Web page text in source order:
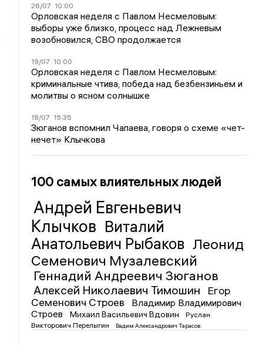
26/07 10:00
Орловская неделя с Павлом Несмеловым:
выборы уже близко, процесс над Лежневым
возобновился, СВО продолжается
19/07 10:00
Орловская неделя с Павлом Несмеловым:
криминальные чтива, победа над безбензиньем и
молитвы о ясном солнышке
18/07 15:35
Зюганов вспомнил Чапаева, говоря о схеме «чет-
нечет» Клычкова
100 самых влиятельных людей
Андрей Евгеньевич
Клычков Виталий
Анатольевич Рыбаков Леонид
Семенович Музалевский
Геннадий Андреевич Зюганов
Алексей Николаевич Тимошин
Егор
Семенович Строев
Владимир Владимирович
Строев
Михаил Васильевич Вдовин
Руслан
Викторович Перелыгин
Вадим Александрович Тарасов